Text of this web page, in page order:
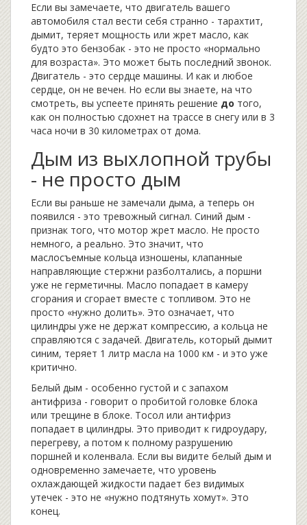
Если вы замечаете, что двигатель вашего
автомобиля стал вести себя странно - тарахтит,
дымит, теряет мощность или жрет масло, как
будто это бензобак - это не просто «нормально
для возраста». Это может быть последний звонок.
Двигатель - это сердце машины. И как и любое
сердце, он не вечен. Но если вы знаете, на что
смотреть, вы успеете принять решение до того,
как он полностью сдохнет на трассе в снегу или в 3
часа ночи в 30 километрах от дома.
Дым из выхлопной трубы
- не просто дым
Если вы раньше не замечали дыма, а теперь он
появился - это тревожный сигнал. Синий дым -
признак того, что мотор жрет масло. Не просто
немного, а реально. Это значит, что
маслосъемные кольца изношены, клапанные
направляющие стержни разболтались, а поршни
уже не герметичны. Масло попадает в камеру
сгорания и сгорает вместе с топливом. Это не
просто «нужно долить». Это означает, что
цилиндры уже не держат компрессию, а кольца не
справляются с задачей. Двигатель, который дымит
синим, теряет 1 литр масла на 1000 км - и это уже
критично.
Белый дым - особенно густой и с запахом
антифриза - говорит о пробитой головке блока
или трещине в блоке. Тосол или антифриз
попадает в цилиндры. Это приводит к гидроудару,
перегреву, а потом к полному разрушению
поршней и коленвала. Если вы видите белый дым и
одновременно замечаете, что уровень
охлаждающей жидкости падает без видимых
утечек - это не «нужно подтянуть хомут». Это
конец.